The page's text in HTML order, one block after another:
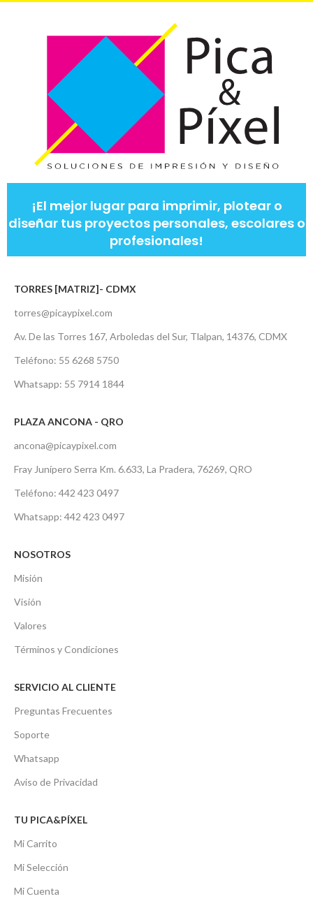
¡El mejor lugar para imprimir, plotear o
diseñar tus proyectos personales, escolares o
profesionales!
TORRES [MATRIZ]- CDMX
torres@picaypixel.com
Av. De las Torres 167, Arboledas del Sur, Tlalpan, 14376, CDMX
Teléfono: 55 6268 5750
Whatsapp: 55 7914 1844
PLAZA ANCONA - QRO
ancona@picaypixel.com
Fray Junípero Serra Km. 6.633, La Pradera, 76269, QRO
Teléfono: 442 423 0497
Whatsapp: 442 423 0497
NOSOTROS
Misión
Visión
Valores
Términos y Condiciones
SERVICIO AL CLIENTE
Preguntas Frecuentes
Soporte
Whatsapp
Aviso de Privacidad
TU PICA&PÍXEL
Mi Carrito
Mi Selección
Mi Cuenta